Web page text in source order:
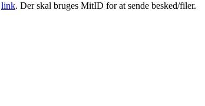
link. Der skal bruges MitID for at sende besked/filer.